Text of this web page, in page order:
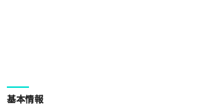
基本情報